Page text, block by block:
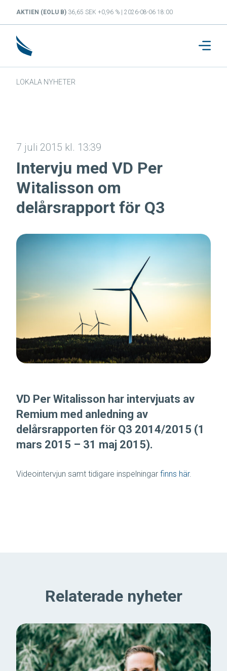
AKTIEN (EOLU B) 36,65 SEK +0,96 % | 2026-08-06 18:00
LOKALA NYHETER
7 juli 2015 kl. 13:39
Intervju med VD Per
Witalisson om
delårsrapport för Q3
VD Per Witalisson har intervjuats av
Remium med anledning av
delårsrapporten för Q3 2014/2015 (1
mars 2015 – 31 maj 2015).
Videointervjun samt tidigare inspelningar finns här.
Relaterade nyheter